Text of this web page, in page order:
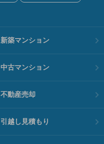
新築マンション
中古マンション
不動産売却
引越し見積もり